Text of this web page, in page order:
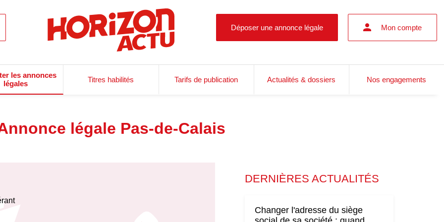
Déposer une annonce légale Mon compte
les annonces
légales
Titres habilités Tarifs de publication Actualités & dossiers Nos engagements
légale Pas-de-Calais
DERNIÈRES ACTUALITÉS
Changer l'adresse du siège